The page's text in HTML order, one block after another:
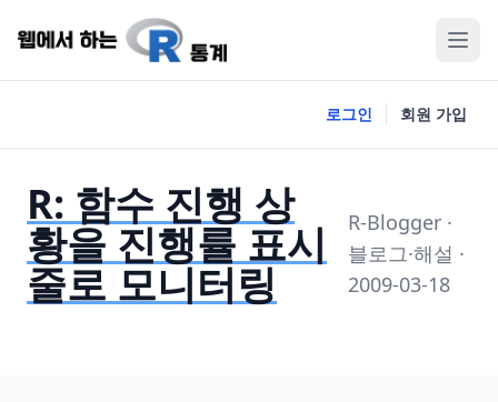
로그인 회원 가입
R: 함수 진행 상
황을 진행률 표시
줄로 모니터링
R-Blogger ·
블로그·해설 ·
2009-03-18